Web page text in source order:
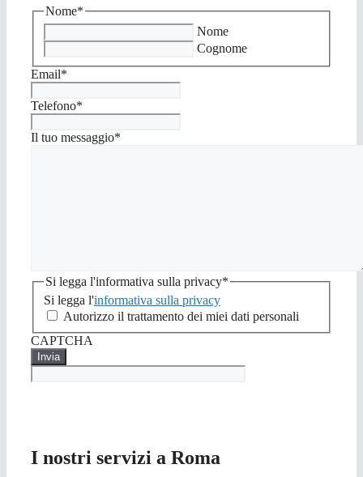
Nome*
Nome
Cognome
Email*
Telefono*
Il tuo messaggio*
Si legga l'informativa sulla privacy*
Si legga l'informativa sulla privacy
Autorizzo il trattamento dei miei dati personali
CAPTCHA
I nostri servizi a Roma